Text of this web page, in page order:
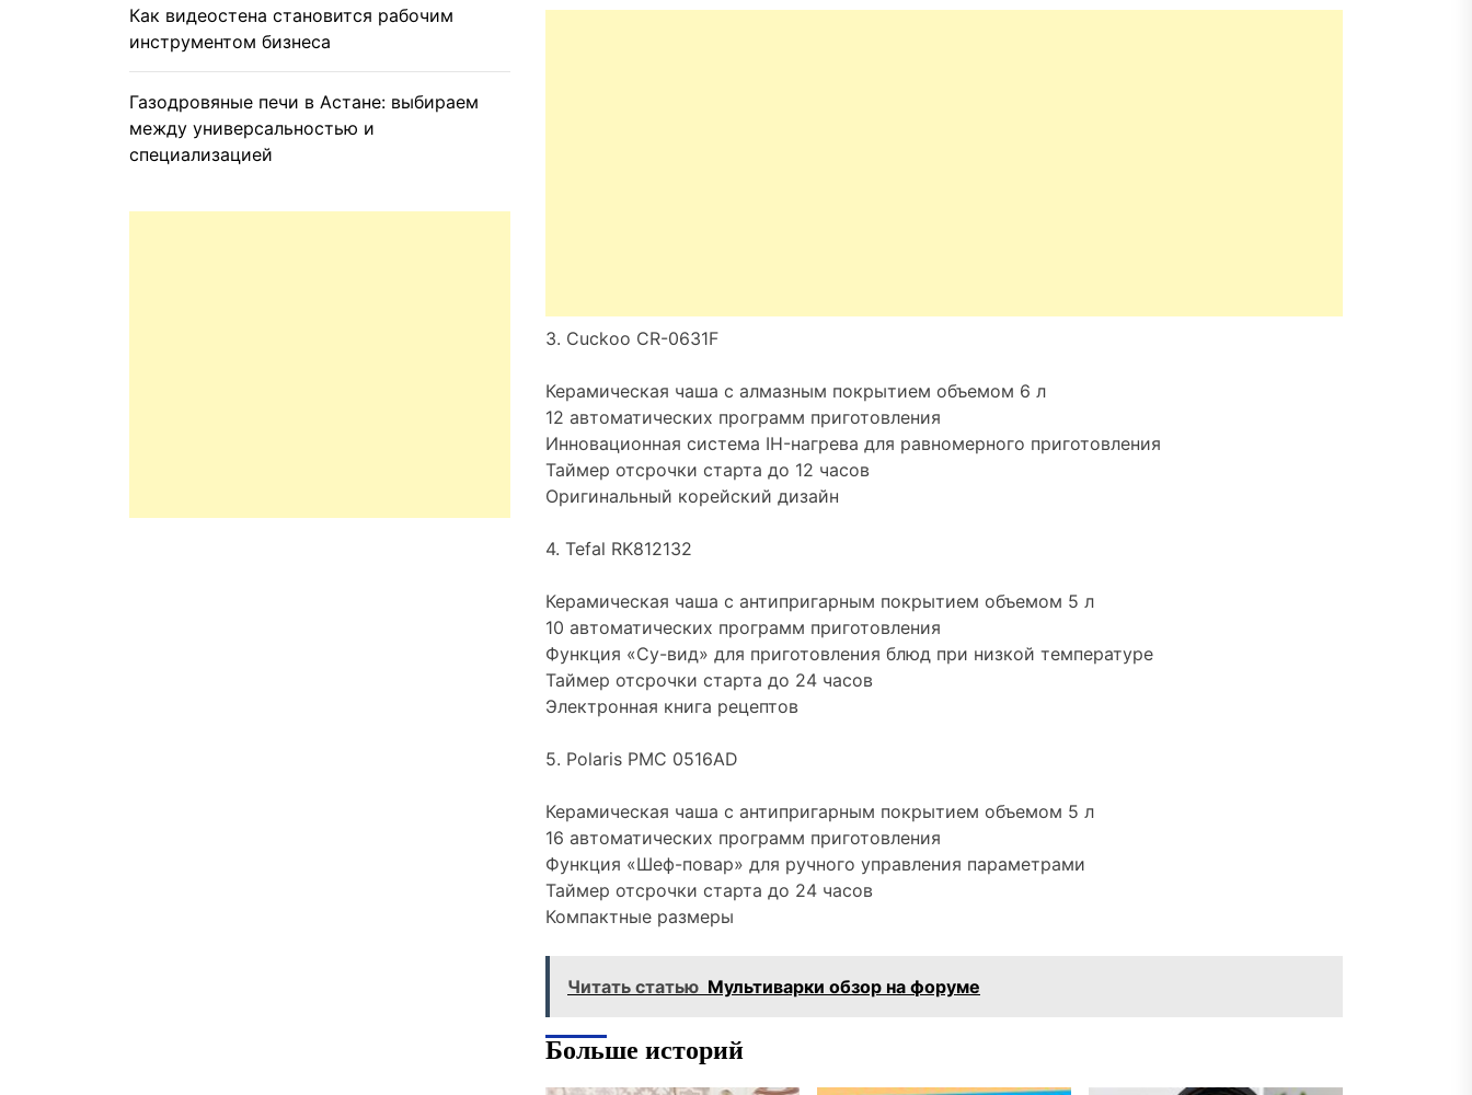
3. Cuckoo CR-0631F
Керамическая чаша с алмазным покрытием объемом 6 л
12 автоматических программ приготовления
Инновационная система IH-нагрева для равномерного приготовления
Таймер отсрочки старта до 12 часов
Оригинальный корейский дизайн
4. Tefal RK812132
Керамическая чаша с антипригарным покрытием объемом 5 л
10 автоматических программ приготовления
Функция «Су-вид» для приготовления блюд при низкой температуре
Таймер отсрочки старта до 24 часов
Электронная книга рецептов
5. Polaris PMC 0516AD
Керамическая чаша с антипригарным покрытием объемом 5 л
16 автоматических программ приготовления
Функция «Шеф-повар» для ручного управления параметрами
Таймер отсрочки старта до 24 часов
Компактные размеры
Читать статью Мультиварки обзор на форуме
Больше историй
Как видеостена становится рабочим
инструментом бизнеса
Газодровяные печи в Астане: выбираем
между универсальностью и
специализацией